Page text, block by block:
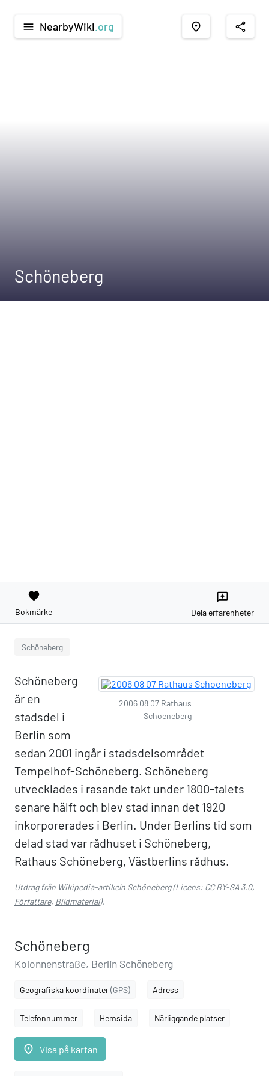
menu NearbyWiki .org place share
Schöneberg
favorite
Bokmärke
reviews
Dela erfarenheter
Schöneberg
2006 08 07 Rathaus
Schoeneberg
Schöneberg
är en
stadsdel i
Berlin som
sedan 2001 ingår i stadsdelsområdet
Tempelhof-Schöneberg. Schöneberg
utvecklades i rasande takt under 1800-talets
senare hälft och blev stad innan det 1920
inkorporerades i Berlin. Under Berlins tid som
delad stad var rådhuset i Schöneberg,
Rathaus Schöneberg, Västberlins rådhus.
Utdrag från Wikipedia-artikeln Schöneberg(Licens: CC BY-SA 3.0,
Författare, Bildmaterial).
Schöneberg
Kolonnenstraße, Berlin Schöneberg
Geografiska koordinater(GPS) Adress
Telefonnummer Hemsida Närliggande platser
place Visa på kartan